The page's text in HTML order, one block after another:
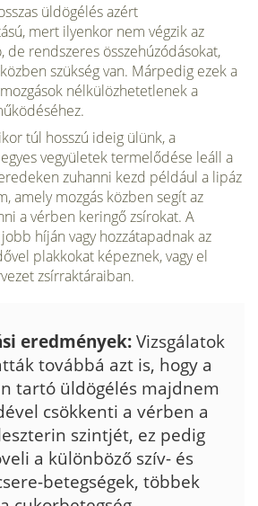
üldögélés azért
mert ilyenkor nem végzik az
de rendszeres összehúzódásokat,
szükség van. Márpedig ezek a
nélkülözhetetlenek a
túl hosszú ideig ülünk, a
vegyületek termelődése leáll a
zuhanni kezd például a lipáz
amely mozgás közben segít az
a vérben keringő zsírokat. A
híján vagy hozzátapadnak az
plakkokat képeznek, vagy el
zsírraktáraiban.
eredmények:Vizsgálatok
továbbá azt is, hogy a
tartó üldögélés majdnem
csökkenti a vérben a
szintjét, ez pedig
a különböző szív- és
betegségek, többek